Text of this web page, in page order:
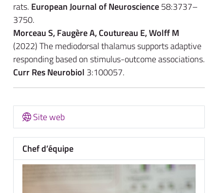
rats. European Journal of Neuroscience58:3737–
3750.
Morceau S, Faugère A, Coutureau E, Wolff M
(2022) The mediodorsal thalamus supports adaptive
responding based on stimulus-outcome associations.
Curr Res Neurobiol 3:100057.
Site web
Chef d’équipe